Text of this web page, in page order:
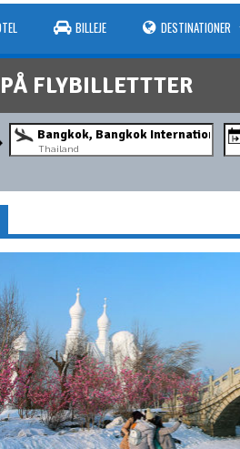
BILLEJE DESTINATIONER
FLYBILLETTTER
Thailand